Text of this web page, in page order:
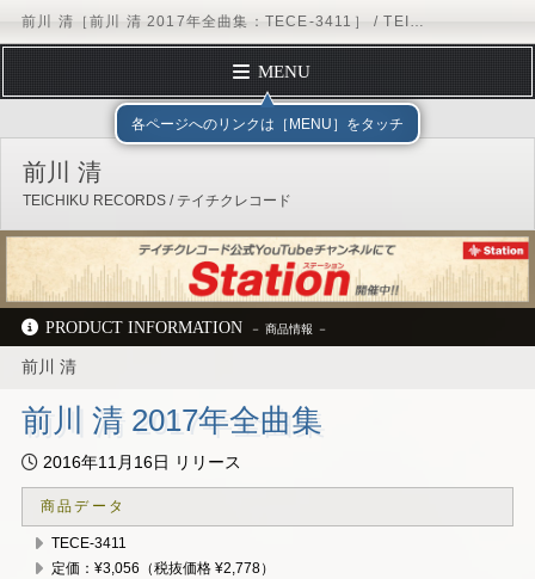
前川 清［前川 清 2017年全曲集：TECE-3411］ / TEICHIKU RECORDS
MENU
トップページ
プロフィール
ディスコグラフィー
フォームメール
オフィシャルサイト ブログ
Instagram
テイチクオンラインショップ
テイチクエンタテインメント
各ページへのリンクは［MENU］をタッチ
テイチクエンタテインメント TEICHIKU RECORDS
前川 清
TEICHIKU RECORDS / テイチクレコード
PRODUCT INFORMATION
前川 清
前川 清 2017年全曲集
2016年11月16日 リリース
商品データ
TECE-3411
定価：¥3,056（税抜価格 ¥2,778）